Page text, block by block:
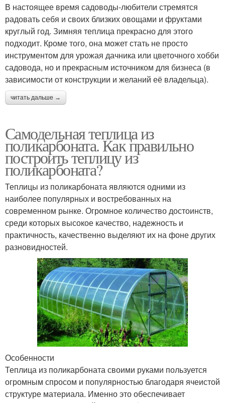
В настоящее время садоводы-любители стремятся
радовать себя и своих близких овощами и фруктами
круглый год. Зимняя теплица прекрасно для этого
подходит. Кроме того, она может стать не просто
инструментом для урожая дачника или цветочного хобби
садовода, но и прекрасным источником для бизнеса (в
зависимости от конструкции и желаний её владельца).
читать дальше →
Самодельная теплица из
поликарбоната. Как правильно
построить теплицу из
поликарбоната?
Теплицы из поликарбоната являются одними из
наиболее популярных и востребованных на
современном рынке. Огромное количество достоинств,
среди которых высокое качество, надежность и
практичность, качественно выделяют их на фоне других
разновидностей.
Особенности
Теплица из поликарбоната своими руками пользуется
огромным спросом и популярностью благодаря ячеистой
структуре материала. Именно это обеспечивает